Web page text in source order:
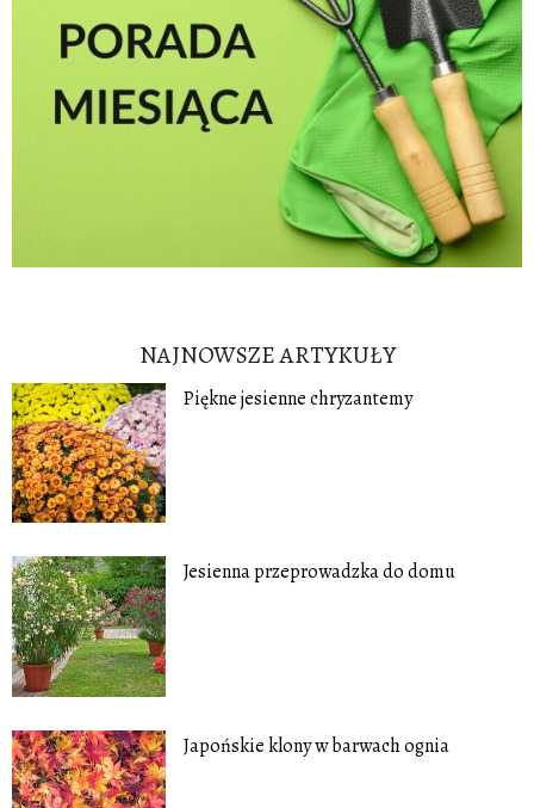
NAJNOWSZE ARTYKUŁY
Piękne jesienne chryzantemy
Jesienna przeprowadzka do domu
Japońskie klony w barwach ognia